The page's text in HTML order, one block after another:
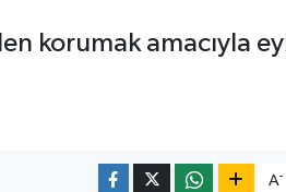
korumak amacıyla
A-